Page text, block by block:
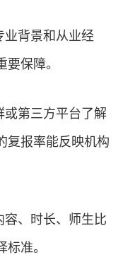
业背景和从业经
保障。
或第三方平台了解
复报率能反映机构
容、时长、师生比
准。